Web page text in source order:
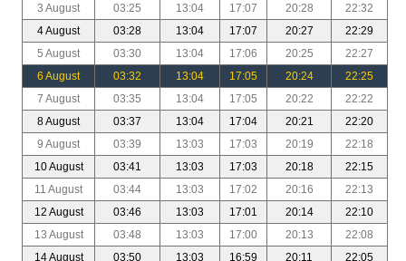
3 August
03:25 13:04 17:07 20:28
22:32
4 August
03:28 13:04 17:07 20:27
22:29
5 August
03:30 13:04 17:06 20:25
22:27
6 August
03:32 13:04 17:05 20:24
22:25
7 August
03:35 13:04 17:05 20:22
22:22
8 August
03:37 13:04 17:04 20:21
22:20
9 August
03:39 13:03 17:03 20:19
22:18
10 August
03:41 13:03 17:03 20:18
22:15
11 August
03:44 13:03 17:02 20:16
22:13
12 August
03:46 13:03 17:01 20:14
22:10
13 August
03:48 13:03 17:00 20:13
22:08
14 August
03:50 13:03 16:59 20:11 22:05